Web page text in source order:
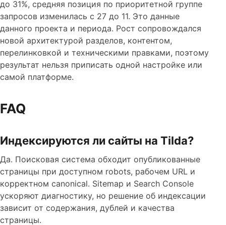
до 31%, средняя позиция по приоритетной группе
запросов изменилась с 27 до 11. Это данные
данного проекта и периода. Рост сопровождался
новой архитектурой разделов, контентом,
перелинковкой и техническими правками, поэтому
результат нельзя приписать одной настройке или
самой платформе.
FAQ
Индексируются ли сайты на Tilda?
Да. Поисковая система обходит опубликованные
страницы при доступном robots, рабочем URL и
корректном canonical. Sitemap и Search Console
ускоряют диагностику, но решение об индексации
зависит от содержания, дублей и качества
страницы.